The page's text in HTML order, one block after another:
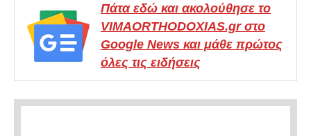
Πάτα εδώ και ακολούθησε το
VIMAORTHODOXIAS.gr στο
Google News και μάθε πρώτος
όλες τις ειδήσεις